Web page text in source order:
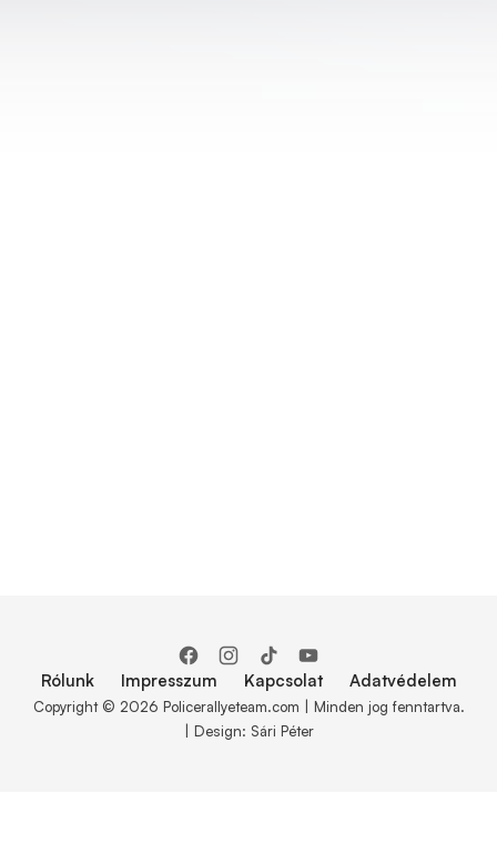
Rólunk Impresszum Kapcsolat Adatvédelem
Copyright © 2026 Policerallyeteam.com | Minden jog fenntartva.
| Design: Sári Péter